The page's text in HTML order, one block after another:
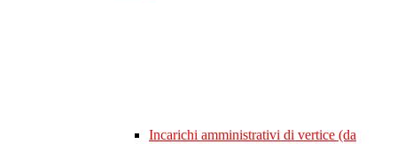
Incarichi amministrativi di vertice (da